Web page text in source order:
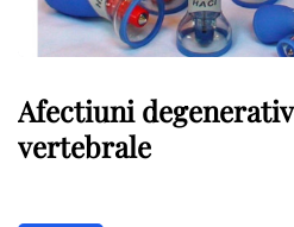
Afectiuni
vertebrale